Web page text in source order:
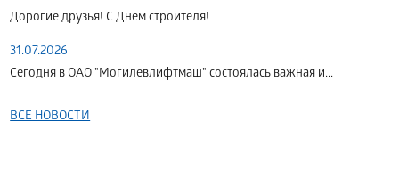
Дорогие друзья! С Днем строителя!
31.07.2026
Сегодня в ОАО "Могилевлифтмаш" состоялась важная и...
ВСЕ НОВОСТИ